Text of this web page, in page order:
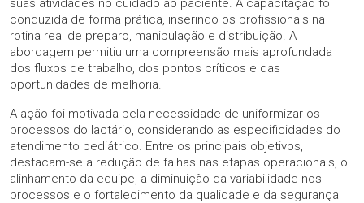
suas atividades no cuidado ao paciente. A capacitação foi
conduzida de forma prática, inserindo os profissionais na
rotina real de preparo, manipulação e distribuição. A
abordagem permitiu uma compreensão mais aprofundada
dos fluxos de trabalho, dos pontos críticos e das
oportunidades de melhoria.
A ação foi motivada pela necessidade de uniformizar os
processos do lactário, considerando as especificidades do
atendimento pediátrico. Entre os principais objetivos,
destacam-se a redução de falhas nas etapas operacionais, o
alinhamento da equipe, a diminuição da variabilidade nos
processos e o fortalecimento da qualidade e da segurança